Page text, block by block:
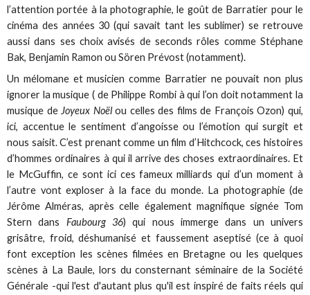
l’attention portée à la photographie, le goût de Barratier pour le
cinéma des années 30 (qui savait tant les sublimer) se retrouve
aussi dans ses choix avisés de seconds rôles comme Stéphane
Bak, Benjamin Ramon ou Sören Prévost (notamment).
Un mélomane et musicien comme Barratier ne pouvait non plus
ignorer la musique ( de Philippe Rombi à qui l’on doit notamment la
musique de Joyeux Noëlou celles des films de François Ozon) qui,
ici, accentue le sentiment d’angoisse ou l’émotion qui surgit et
nous saisit. C’est prenant comme un film d’Hitchcock, ces histoires
d’hommes ordinaires à qui il arrive des choses extraordinaires. Et
le McGuffin, ce sont ici ces fameux milliards qui d’un moment à
l’autre vont exploser à la face du monde. La photographie (de
Jérôme Alméras, après celle également magnifique signée Tom
Stern dans Faubourg 36) qui nous immerge dans un univers
grisâtre, froid, déshumanisé et faussement aseptisé (ce à quoi
font exception les scènes filmées en Bretagne ou les quelques
scènes à La Baule, lors du consternant séminaire de la Société
Générale -qui l'est d'autant plus qu'il est inspiré de faits réels qui